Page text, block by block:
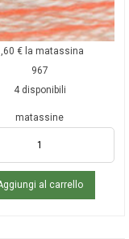
€ la matassina
967
4 disponibili
matassine
al carrello